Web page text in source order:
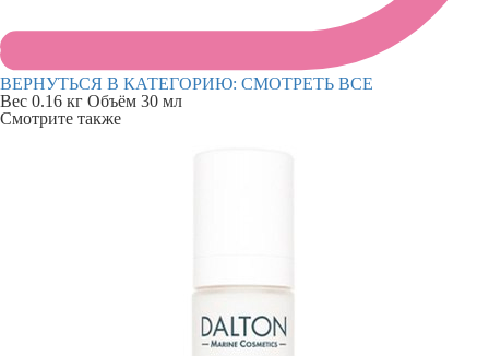
ВЕРНУТЬСЯ В КАТЕГОРИЮ: СМОТРЕТЬ ВСЕ
Вес 0.16 кг Объём 30 мл
Смотрите также